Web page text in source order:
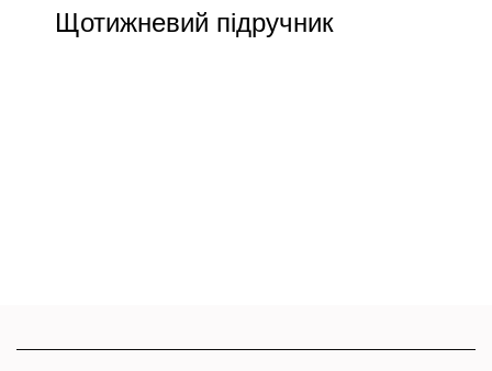
Щотижневий підручник